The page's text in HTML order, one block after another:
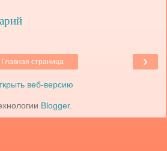
›
Главная страница
веб-версию
Blogger.